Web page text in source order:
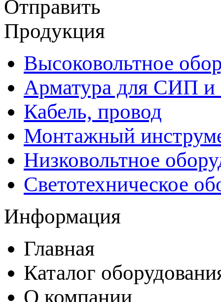
Отправить
Продукция
Высоковольтное
Арматура для СИП
Кабель, провод
Монтажный
Низковольтное
Светотехническое
Информация
Главная
Каталог
О компании